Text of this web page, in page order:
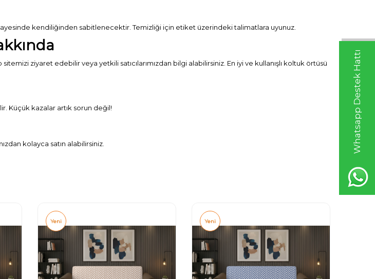
Whatsapp Destek Hattı
kendiliğinden sabitlenecektir. Temizliği için etiket üzerindeki talimatlara uyunuz.
ziyaret edebilir veya yetkili satıcılarımızdan bilgi alabilirsiniz. En iyi ve kullanışlı koltuk örtüsü
Küçük kazalar artık sorun değil!
kolayca satın alabilirsiniz.
Yeni Yeni